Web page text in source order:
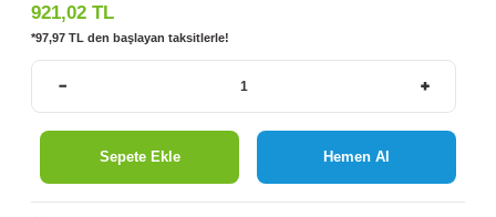
921,02 TL
*97,97 TL den başlayan taksitlerle!
Sepete Ekle Hemen Al